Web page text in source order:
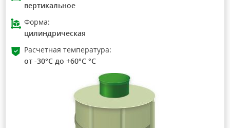
вертикальное
Форма:
цилиндрическая
Расчетная температура:
от -30°C до +60°C °C